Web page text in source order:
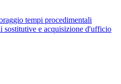
tempi procedimentali
sostitutive e acquisizione d'ufficio